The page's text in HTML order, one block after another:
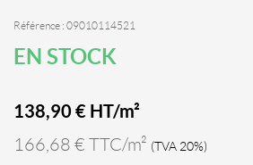
Référence : 09010114521
EN STOCK
138,90 € HT/m²
166,68 € TTC/m² (TVA 20%)